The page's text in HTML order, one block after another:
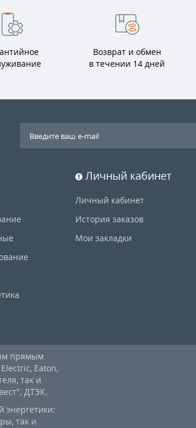
Возврат и обмен
в течении 14 дней
Личный кабинет
Личный кабинет
История заказов
Мои закладки
прямым
Eaton,
так и
ДТЭК.
энергетики:
так и